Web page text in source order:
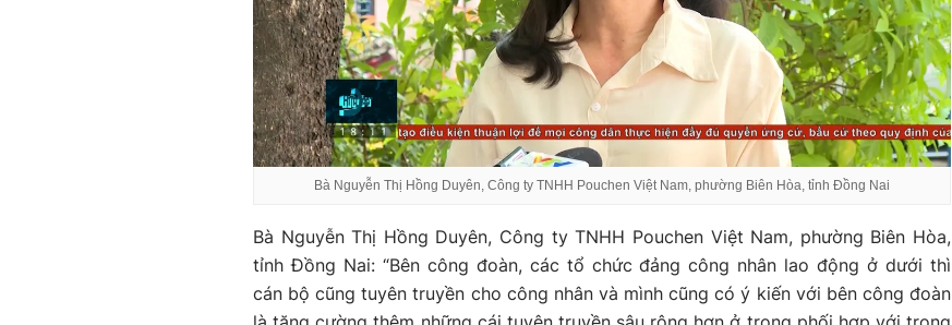
Bà Nguyễn Thị Hồng Duyên, Công ty TNHH Pouchen Việt Nam, phường Biên Hòa, tỉnh Đồng Nai
Bà Nguyễn Thị Hồng Duyên, Công ty TNHH Pouchen Việt Nam, phường Biên Hòa,
tỉnh Đồng Nai: “Bên công đoàn, các tổ chức đảng công nhân lao động ở dưới thì
cán bộ cũng tuyên truyền cho công nhân và mình cũng có ý kiến với bên công đoàn